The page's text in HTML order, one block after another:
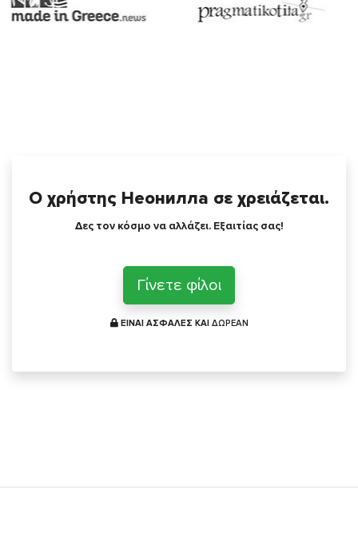
Ο χρήστης Неонилла σε χρειάζεται.
Δες τον κόσμο να αλλάζει. Εξαιτίας σας!
Γίνετε φίλοι
ΕΙΝΑΙ ΑΣΦΑΛΕΣ ΚΑΙ ΔΩΡΕΑΝ